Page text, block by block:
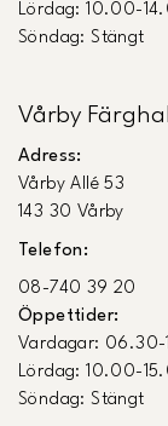
Lördag: 10.00-
Söndag: Stängt
Vårby
Adress:
Vårby Allé 53
143 30 Vårby
Telefon:
08-740 39 20
Öppettider:
Vardagar:
Lördag: 10.00-
Söndag: Stängt